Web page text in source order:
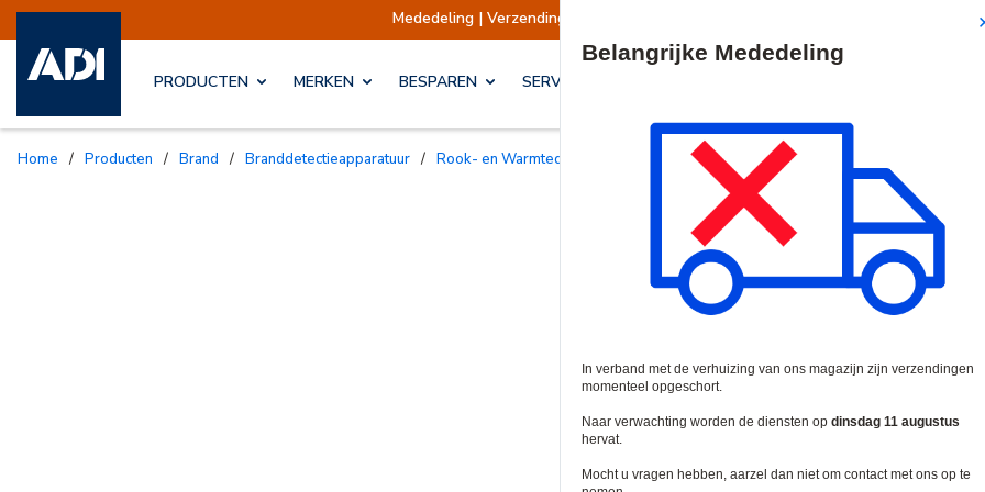
Mededeling | Verzendingen opgeschort Verzendingen worden op
PRODUCTEN MERKEN BESPAREN SERVICES & OPLOSSINGEN
Home / Producten / Brand / Branddetectieapparatuur / Rook- en Warmtedetectoren